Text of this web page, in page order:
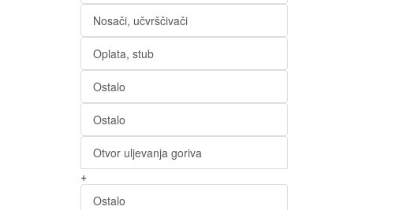
Nosači, učvrščivači
Oplata, stub
Ostalo
Ostalo
Otvor uljevanja goriva
+
Ostalo